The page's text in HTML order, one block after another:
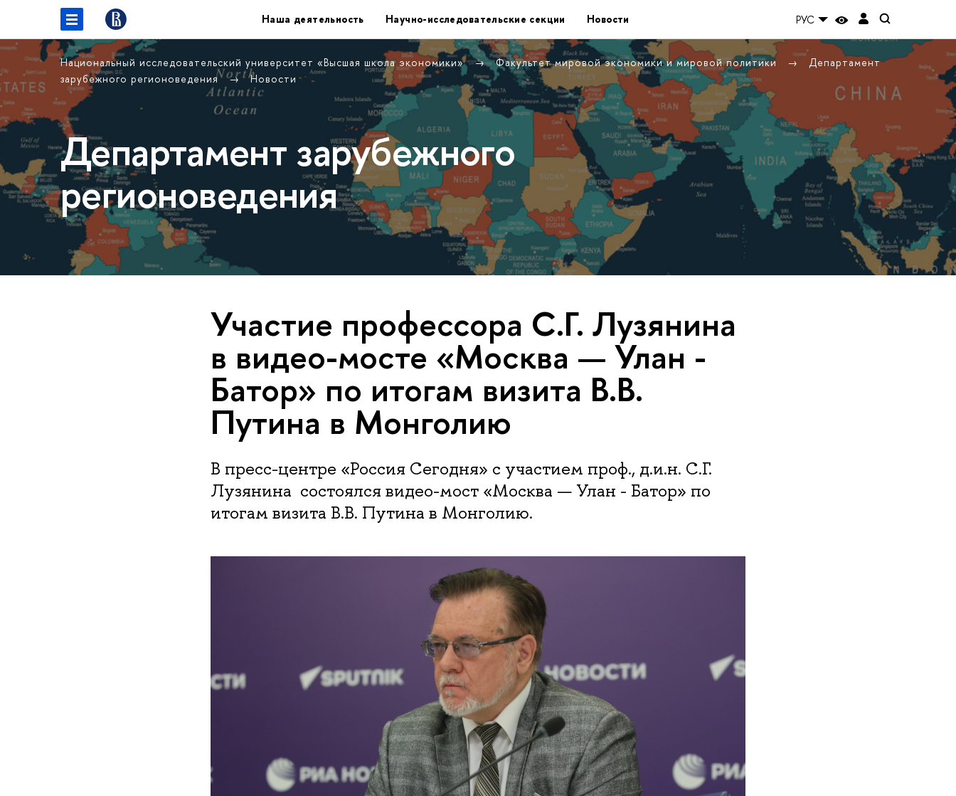
Наша деятельность Научно-исследовательские секции Новости РУС
Национальный исследовательский университет «Высшая школа экономики» Факультет мировой экономики и мировой политики
Департамент
зарубежного регионоведения
Новости
Департамент зарубежного
регионоведения
Участие профессора С.Г. Лузянина
в видео-мосте «Москва — Улан -
Батор» по итогам визита В.В.
Путина в Монголию
В пресс-центре «Россия Сегодня» с участием проф., д.и.н. С.Г.
Лузянина состоялся видео-мост «Москва — Улан - Батор» по
итогам визита В.В. Путина в Монголию.